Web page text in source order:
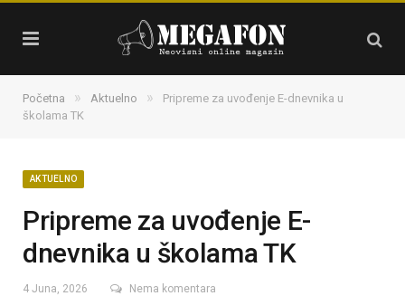
Početna » Aktuelno »
Pripreme za uvođenje E-dnevnika u
školama TK
AKTUELNO
Pripreme za uvođenje E-
dnevnika u školama TK
4 Juna, 2026 Nema komentara